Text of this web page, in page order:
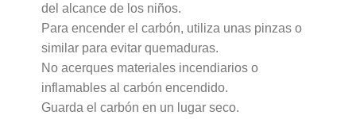
del alcance de los niños.
Para encender el carbón, utiliza unas pinzas o
similar para evitar quemaduras.
No acerques materiales incendiarios o
inflamables al carbón encendido.
Guarda el carbón en un lugar seco.